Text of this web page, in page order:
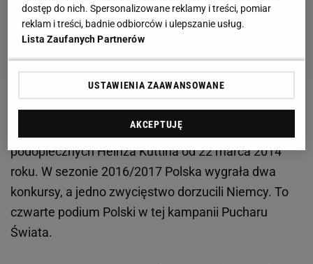
Austriacy wygrali konkurs drużynowy rozgrywany w
ramach turnieju Raw Air. To pierwsze zwycięstwo
podopiecznych Heinza Kuttina od 22 marca 2014
roku. W sezonie 2016/2017 Polska wygrała dwa
konkursy, a jedno zwycięstwo dorzucili Niemcy. To
czwarte podium Polski w tej kampanii Pucharu
Świata.
dostęp do nich. Spersonalizowane reklamy i treści, pomiar
reklam i treści, badnie odbiorców i ulepszanie usług.
Lista Zaufanych Partnerów
USTAWIENIA ZAAWANSOWANE
AKCEPTUJĘ